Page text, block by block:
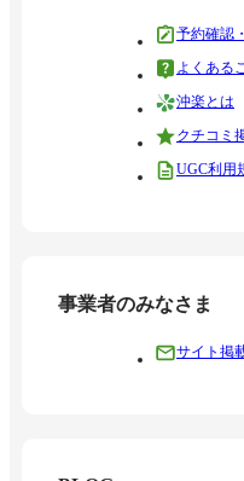
予約確認
よくある
沖楽とは
クチコミ
UGC利用
事業者のみなさま
サイト掲